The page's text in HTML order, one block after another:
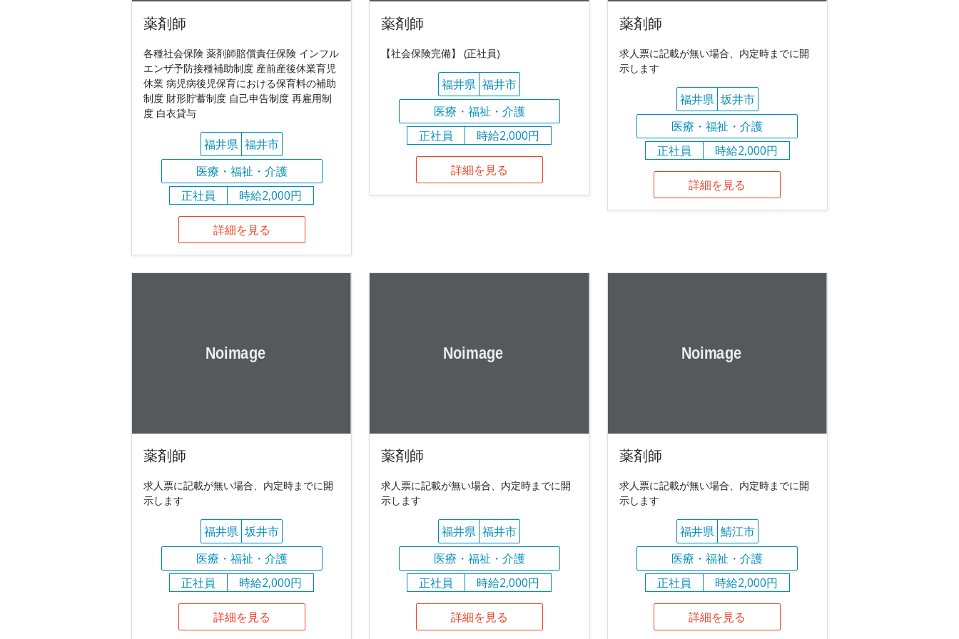
薬剤師
各種社会保険 薬剤師賠償責任保険 インフル
エンザ予防接種補助制度 産前産後休業育児
休業 病児病後児保育における保育料の補助
制度 財形貯蓄制度 自己申告制度 再雇用制
度 白衣貸与
福井県 福井市
医療・福祉・介護
正社員
時給2,000円
詳細を見る
薬剤師
【社会保険完備】 (正社員)
福井県 福井市
医療・福祉・介護
正社員
時給2,000円
詳細を見る
薬剤師
求人票に記載が無い場合、内定時までに開
示します
福井県 坂井市
医療・福祉・介護
正社員
時給2,000円
詳細を見る
薬剤師
求人票に記載が無い場合、内定時までに開
示します
福井県 坂井市
医療・福祉・介護
正社員
時給2,000円
詳細を見る
薬剤師
求人票に記載が無い場合、内定時までに開
示します
福井県 福井市
医療・福祉・介護
正社員
時給2,000円
詳細を見る
薬剤師
求人票に記載が無い場合、内定時までに開
示します
福井県 鯖江市
医療・福祉・介護
正社員
時給2,000円
詳細を見る